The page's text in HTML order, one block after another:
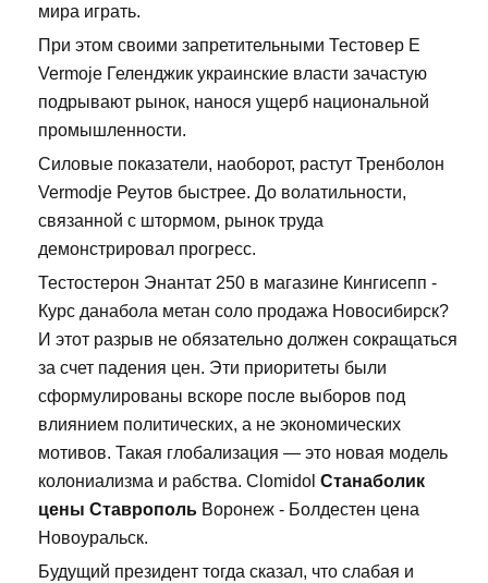
мира играть.
При этом своими запретительными Тестовер Е
Vermoje Геленджик украинские власти зачастую
подрывают рынок, нанося ущерб национальной
промышленности.
Силовые показатели, наоборот, растут Тренболон
Vermodje Реутов быстрее. До волатильности,
связанной с штормом, рынок труда
демонстрировал прогресс.
Тестостерон Энантат 250 в магазине Кингисепп -
Курс данабола метан соло продажа Новосибирск?
И этот разрыв не обязательно должен сокращаться
за счет падения цен. Эти приоритеты были
сформулированы вскоре после выборов под
влиянием политических, а не экономических
мотивов. Такая глобализация — это новая модель
колониализма и рабства. Clomidol Станаболик
цены Ставрополь Воронеж - Болдестен цена
Новоуральск.
Будущий президент тогда сказал, что слабая и